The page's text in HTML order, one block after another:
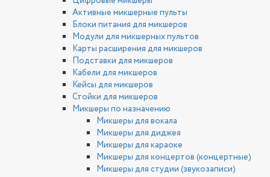
Активные микшерные пульты
Блоки питания для микшеров
Модули для микшерных пультов
Карты расширения для микшеров
Подставки для микшеров
Кабели для микшеров
Кейсы для микшеров
Стойки для микшеров
Микшеры по назначению
Микшеры для вокала
Микшеры для диджея
Микшеры для караоке
Микшеры для концертов (концертные)
Микшеры для студии (звукозаписи)